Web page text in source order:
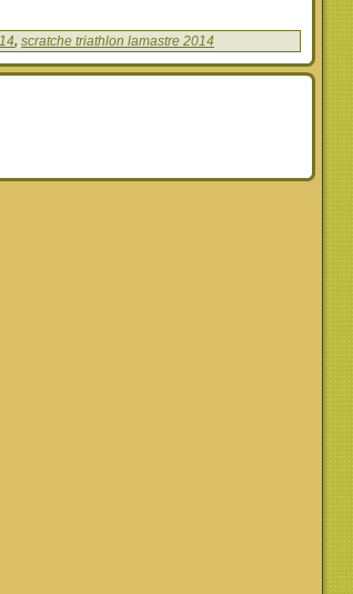
, scratche triathlon lamastre 2014